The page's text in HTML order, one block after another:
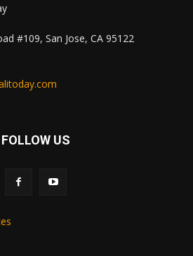
#109, San Jose, CA 95122
FOLLOW US